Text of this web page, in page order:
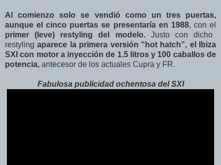
Al comienzo solo se vendió como un tres puertas,
aunque el cinco puertas se presentaría en 1988, con el
primer (leve) restyling del modelo.Justo con dicho
restylingaparece la primera versión “hot hatch”, el Ibiza
SXI con motor a inyección de 1.5 litros y 100 caballos de
potencia, antecesor de los actuales Cupra y FR.
Fabulosa publicidad ochentosa del SXI